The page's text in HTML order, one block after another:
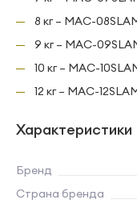
8 кг – MAC-
9 кг – MAC-
10 кг – MAC-
12 кг – MAC-
Характеристики
Бренд
Страна бренда